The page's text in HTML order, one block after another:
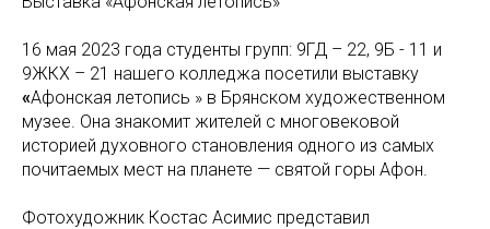
16 мая 2023 года студенты групп: 9ГД – 22, 9Б - 11 и
9ЖКХ – 21 нашего колледжа посетили выставку
«Афонская летопись » в Брянском художественном
музее. Она знакомит жителей с многовековой
историей духовного становления одного из самых
почитаемых мест на планете — святой горы Афон.
Фотохудожник Костас Асимис представил